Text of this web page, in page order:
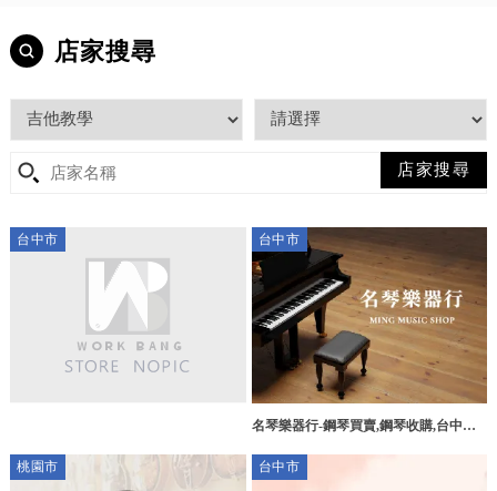
店家搜尋
台中市 台中市
名琴樂器行-鋼琴買賣,鋼琴收購,台中樂
桃園市
台中市